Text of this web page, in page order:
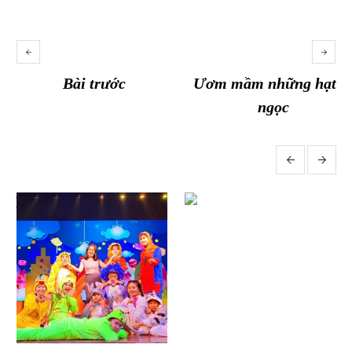
Bài trước
Ươm mầm những hạt
ngọc
More posts